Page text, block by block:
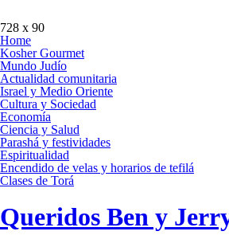
728 x 90
Home
Kosher Gourmet
Mundo Judío
Actualidad comunitaria
Israel y Medio Oriente
Cultura y Sociedad
Economía
Ciencia y Salud
Parashá y festividades
Espiritualidad
Encendido de velas y horarios de tefilá
Clases de Torá
Queridos Ben y